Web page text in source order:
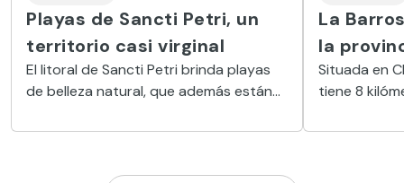
Playas de Sancti Petri, un
territorio casi virginal
El litoral de Sancti Petri brinda playas
de belleza natural, que además están
comodidades y servicios.
La
la
Situada en
tiene 8
de España